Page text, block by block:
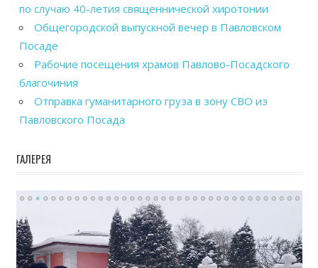
по случаю 40-летия священнической хиротонии
Общегородской выпускной вечер в Павловском
Посаде
Рабочие посещения храмов Павлово-Посадского
благочиния
Отправка гуманитарного груза в зону СВО из
Павловского Посада
ГАЛЕРЕЯ